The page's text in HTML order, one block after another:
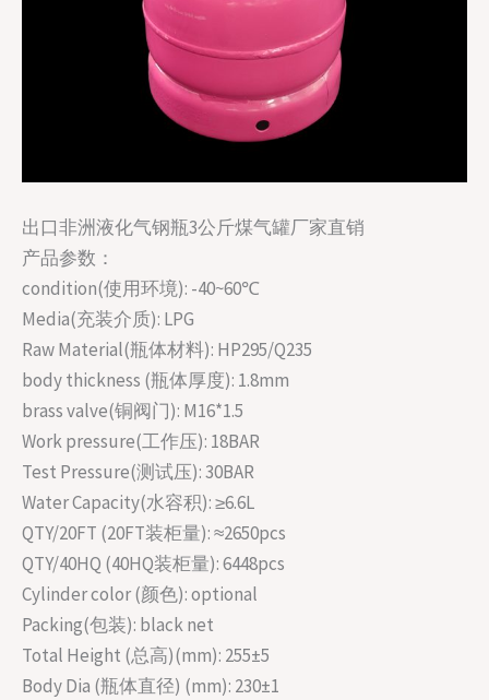
出口非洲液化气钢瓶3公斤煤气罐厂家直销
产品参数：
condition(使用环境): -40~60℃
Media(充装介质): LPG
Raw Material(瓶体材料): HP295/Q235
body thickness (瓶体厚度): 1.8mm
brass valve(铜阀门): M16*1.5
Work pressure(工作压): 18BAR
Test Pressure(测试压): 30BAR
Water Capacity(水容积): ≥6.6L
QTY/20FT (20FT装柜量): ≈2650pcs
QTY/40HQ (40HQ装柜量): 6448pcs
Cylinder color (颜色): optional
Packing(包装): black net
Total Height (总高)(mm): 255±5
Body Dia (瓶体直径) (mm): 230±1